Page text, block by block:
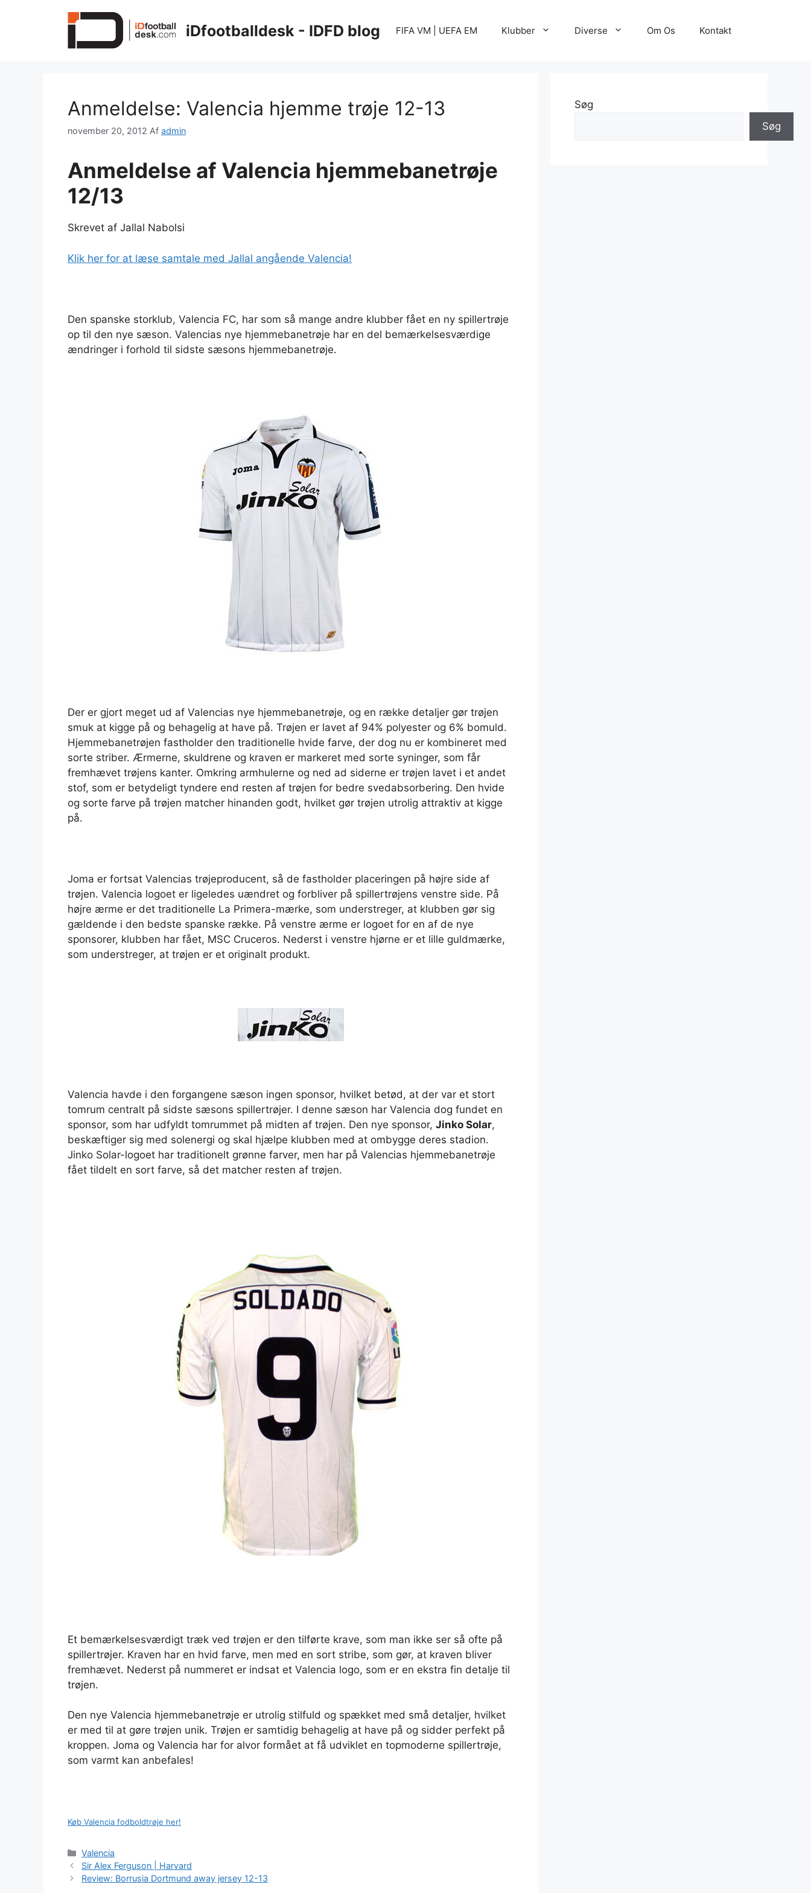
iDfootballdesk - IDFD blog FIFA VM | UEFA EM Klubber Diverse Om Os Kontakt
Anmeldelse: Valencia hjemme trøje 12-13
november 20, 2012 Af admin
Anmeldelse af Valencia hjemmebanetrøje
12/13
Skrevet af Jallal Nabolsi
Klik her for at læse samtale med Jallal angående Valencia!
Den spanske storklub, Valencia FC, har som så mange andre klubber fået en ny spillertrøje
op til den nye sæson. Valencias nye hjemmebanetrøje har en del bemærkelsesværdige
ændringer i forhold til sidste sæsons hjemmebanetrøje.
Der er gjort meget ud af Valencias nye hjemmebanetrøje, og en række detaljer gør trøjen
smuk at kigge på og behagelig at have på. Trøjen er lavet af 94% polyester og 6% bomuld.
Hjemmebanetrøjen fastholder den traditionelle hvide farve, der dog nu er kombineret med
sorte striber. Ærmerne, skuldrene og kraven er markeret med sorte syninger, som får
fremhævet trøjens kanter. Omkring armhulerne og ned ad siderne er trøjen lavet i et andet
stof, som er betydeligt tyndere end resten af trøjen for bedre svedabsorbering. Den hvide
og sorte farve på trøjen matcher hinanden godt, hvilket gør trøjen utrolig attraktiv at kigge
på.
Joma er fortsat Valencias trøjeproducent, så de fastholder placeringen på højre side af
trøjen. Valencia logoet er ligeledes uændret og forbliver på spillertrøjens venstre side. På
højre ærme er det traditionelle La Primera-mærke, som understreger, at klubben gør sig
gældende i den bedste spanske række. På venstre ærme er logoet for en af de nye
sponsorer, klubben har fået, MSC Cruceros. Nederst i venstre hjørne er et lille guldmærke,
som understreger, at trøjen er et originalt produkt.
Valencia havde i den forgangene sæson ingen sponsor, hvilket betød, at der var et stort
tomrum centralt på sidste sæsons spillertrøjer. I denne sæson har Valencia dog fundet en
sponsor, som har udfyldt tomrummet på midten af trøjen. Den nye sponsor, Jinko Solar,
beskæftiger sig med solenergi og skal hjælpe klubben med at ombygge deres stadion.
Jinko Solar-logoet har traditionelt grønne farver, men har på Valencias hjemmebanetrøje
fået tildelt en sort farve, så det matcher resten af trøjen.
Et bemærkelsesværdigt træk ved trøjen er den tilførte krave, som man ikke ser så ofte på
spillertrøjer. Kraven har en hvid farve, men med en sort stribe, som gør, at kraven bliver
fremhævet. Nederst på nummeret er indsat et Valencia logo, som er en ekstra fin detalje til
trøjen.
Den nye Valencia hjemmebanetrøje er utrolig stilfuld og spækket med små detaljer, hvilket
er med til at gøre trøjen unik. Trøjen er samtidig behagelig at have på og sidder perfekt på
kroppen. Joma og Valencia har for alvor formået at få udviklet en topmoderne spillertrøje,
som varmt kan anbefales!
Køb Valencia fodboldtrøje her!
Kategorier
Valencia
Sir Alex Ferguson | Harvard
Review: Borrusia Dortmund away jersey 12-13
Søg
Søg